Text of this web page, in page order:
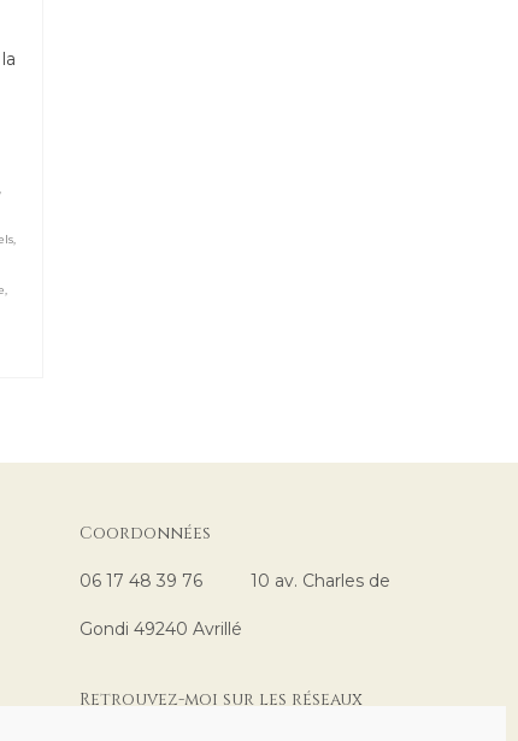
,
,
,
Coordonnées
06 17 48 39 76 10 av. Charles de
Gondi 49240 Avrillé
Retrouvez-moi sur les réseaux